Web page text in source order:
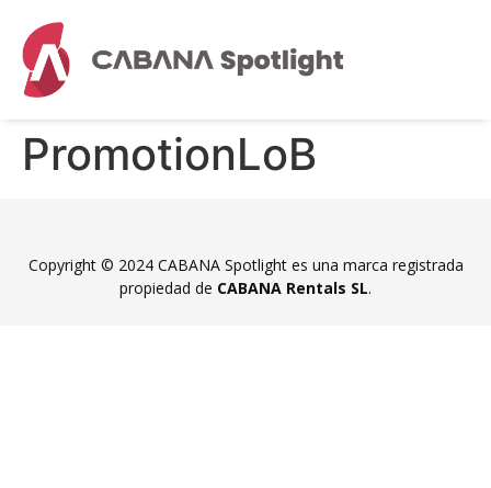
PromotionLoB
Copyright © 2024 CABANA Spotlight es una marca registrada
propiedad de CABANA Rentals SL.